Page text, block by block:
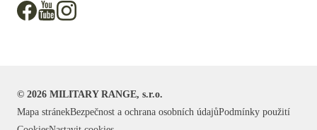
© 2026 MILITARY RANGE, s.r.o.
Mapa stránekBezpečnost a ochrana osobních údajůPodmínky použití